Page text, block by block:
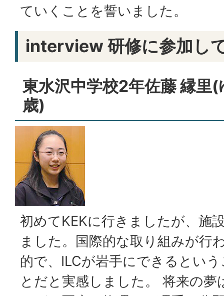
ていくことを誓いました。
interview 研修に参加し
東水沢中学校2年佐藤 縁里
歳)
初めてKEKに行きましたが、施
ました。国際的な取り組みが行
的で、ILCが岩手にできるとい
とだと実感しました。 将来の